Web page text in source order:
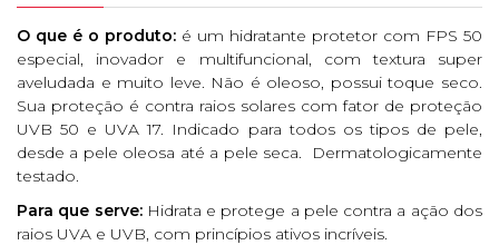
O que é o produto: é um hidratante protetor com FPS 50
especial, inovador e multifuncional, com textura super
aveludada e muito leve. Não é oleoso, possui toque seco.
Sua proteção é contra raios solares com fator de proteção
UVB 50 e UVA 17. Indicado para todos os tipos de pele,
desde a pele oleosa até a pele seca. Dermatologicamente
testado.
Para que serve: Hidrata e protege a pele contra a ação dos
raios UVA e UVB, com princípios ativos incríveis.